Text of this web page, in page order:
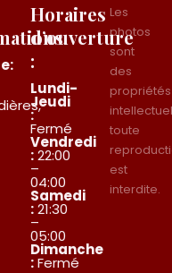
Horaires
d’ouverture
:
Lundi-
Jeudi
:
Fermé
Vendredi
:22:00
–
04:00
Samedi
:21:30
–
05:00
Dimanche
:Fermé
Les
photos
sont
des
propriétés
toute
est
interdite.